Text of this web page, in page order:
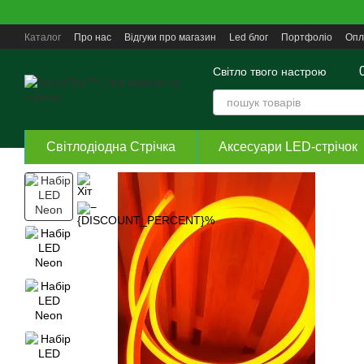
Каталог Про нас Відгуки про магазин Led блог Портфоліо
Світло твого настрою
Світлодіодна Стрічка Аксесуари LED-стрічок